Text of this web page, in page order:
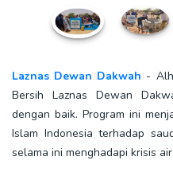
Laznas Dewan Dakwah -
Bersih Laznas Dewan
dengan baik. Program ini
Islam Indonesia terhadap
selama ini menghadapi krisis